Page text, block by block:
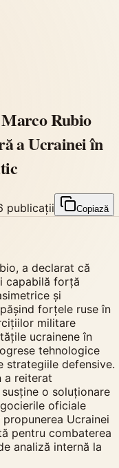
Rubio
a Ucrainei în
publicații Copiază
a declarat că
capabilă forță
și
forțele ruse în
militare
ucrainene în
tehnologice
strategiile defensive.
a reiterat
o soluționare
oficiale
Ucrainei
pentru combaterea
analiză internă la